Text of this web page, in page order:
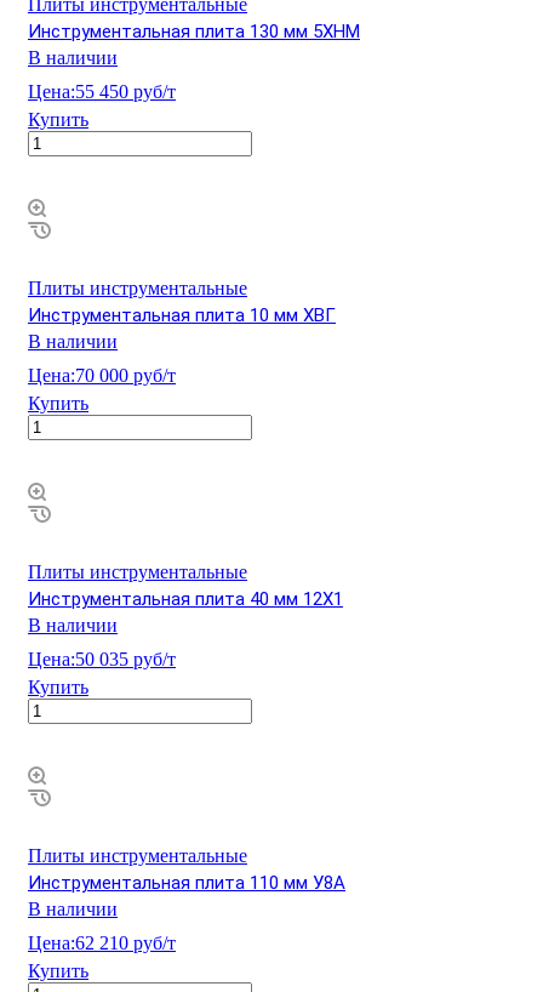
Плиты инструментальные
Инструментальная плита 130 мм 5ХНМ
В наличии
Цена:55 450 руб/т
Купить
Плиты инструментальные
Инструментальная плита 10 мм ХВГ
В наличии
Цена:70 000 руб/т
Купить
Плиты инструментальные
Инструментальная плита 40 мм 12Х1
В наличии
Цена:50 035 руб/т
Купить
Плиты инструментальные
Инструментальная плита 110 мм У8А
В наличии
Цена:62 210 руб/т
Купить